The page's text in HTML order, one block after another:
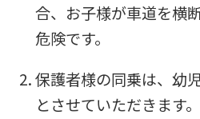
合、お子様が車道を横
危険です。
保護者様の同乗は、幼
とさせていただきます。
be